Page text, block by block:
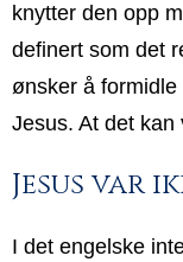
knytter den opp
definert som det
ønsker å
Jesus. At det
Jesus var
I det engelske